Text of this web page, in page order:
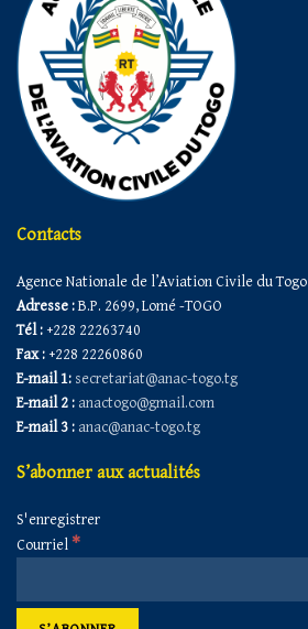
Contacts
Agence Nationale de l’Aviation Civile du Togo
Adresse :B.P. 2699, Lomé -TOGO
Tél : +228 22263740
Fax : +228 22260860
E-mail 1: secretariat@anac-togo.tg
E-mail 2 : anactogo@gmail.com
E-mail 3 : anac@anac-togo.tg
S’abonner aux actualités
S'enregistrer
Courriel*